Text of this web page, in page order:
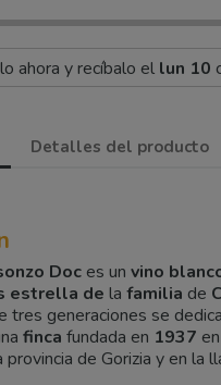
ahora y recíbalo el lun 10
Detalles del producto
Doc es un vino
estrella de la familia de
tres generaciones se
finca fundada en 1937
provincia de Gorizia y en la